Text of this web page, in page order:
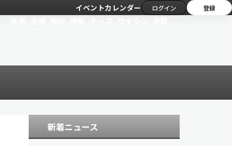
イベントカレンダー ログイン 登録
新着ニュース